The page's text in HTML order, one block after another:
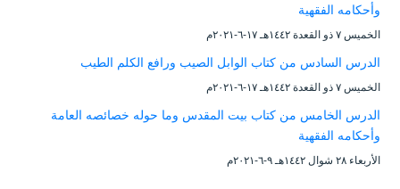
وأحكامه الفقهية
الخميس ۷ ذو القعدة ۱٤٤۲هـ ۱۷-٦-۲۰۲۱م
الدرس السادس من كتاب الوابل الصيب ورافع الكلم الطيب
الخميس ۷ ذو القعدة ۱٤٤۲هـ ۱۷-٦-۲۰۲۱م
الدرس الخامس من كتاب بيت المقدس وما حوله خصائصه العامة
وأحكامه الفقهية
الأربعاء ۲۸ شوال ۱٤٤۲هـ ۹-٦-۲۰۲۱م